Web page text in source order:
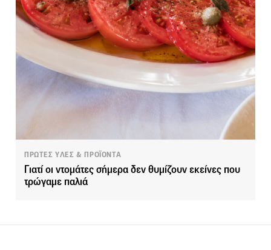
ΠΡΩΤΕΣ ΥΛΕΣ & ΠΡΟΪΟΝΤΑ
Γιατί οι ντομάτες σήμερα δεν θυμίζουν εκείνες που
τρώγαμε παλιά